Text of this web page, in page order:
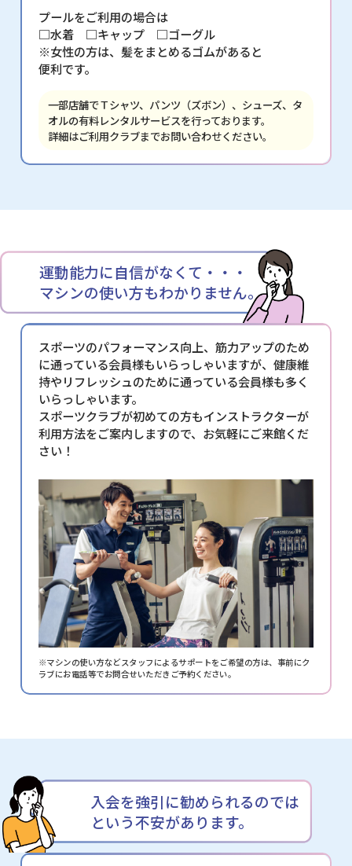
プールをご利用の場合は
□水着 □キャップ □ゴーグル
※女性の方は、髪をまとめるゴムがあると
便利です。
一部店舗でＴシャツ、パンツ（ズボン）、シューズ、タ
オルの有料レンタルサービスを行っております。
詳細はご利用クラブまでお問い合わせください。
運動能力に自信がなくて・・・
マシンの使い方もわかりません。
スポーツのパフォーマンス向上、筋力アップのため
に通っている会員様もいらっしゃいますが、健康維
持やリフレッシュのために通っている会員様も多く
いらっしゃいます。
スポーツクラブが初めての方もインストラクターが
利用方法をご案内しますので、お気軽にご来館くだ
さい！
※マシンの使い方などスタッフによるサポートをご希望の方は、 事前にク
ラブにお電話等でお問合せいただきご予約ください。
入会を強引に勧められるのでは
という不安があります。